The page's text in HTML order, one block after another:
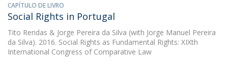
CAPÍTULO DE LIVRO
Social Rights in Portugal
Tito Rendas & Jorge Pereira da Silva (with Jorge Manuel Pereira
da Silva). 2016. Social Rights as Fundamental Rights: XIXth
International Congress of Comparative Law